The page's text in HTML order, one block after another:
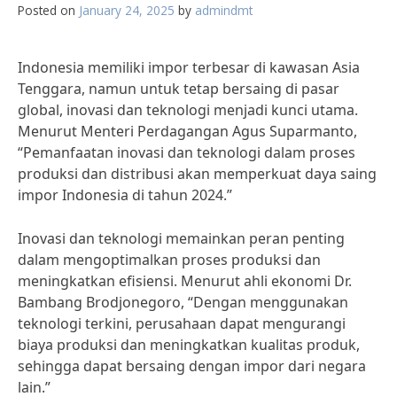
Posted on January 24, 2025 by admindmt
Indonesia memiliki impor terbesar di kawasan Asia
Tenggara, namun untuk tetap bersaing di pasar
global, inovasi dan teknologi menjadi kunci utama.
Menurut Menteri Perdagangan Agus Suparmanto,
“Pemanfaatan inovasi dan teknologi dalam proses
produksi dan distribusi akan memperkuat daya saing
impor Indonesia di tahun 2024.”
Inovasi dan teknologi memainkan peran penting
dalam mengoptimalkan proses produksi dan
meningkatkan efisiensi. Menurut ahli ekonomi Dr.
Bambang Brodjonegoro, “Dengan menggunakan
teknologi terkini, perusahaan dapat mengurangi
biaya produksi dan meningkatkan kualitas produk,
sehingga dapat bersaing dengan impor dari negara
lain.”